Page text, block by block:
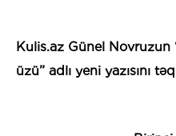
Kulis.az Günel Novruzun
üzü” adlı yeni yazısını